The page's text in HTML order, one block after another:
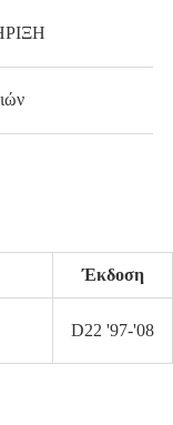
Έκδοση
D22 '97-'08